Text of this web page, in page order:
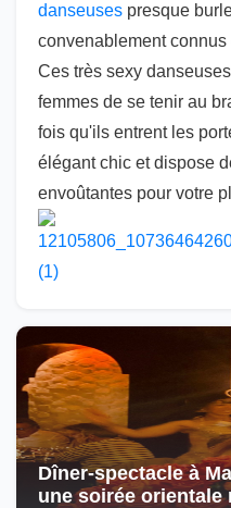
danseuses presque
convenablement
Ces très sexy
femmes de se tenir au
fois qu'ils entrent les
élégant chic et dispose
envoûtantes pour votre
Dîner-spectacle à
une soirée orientale